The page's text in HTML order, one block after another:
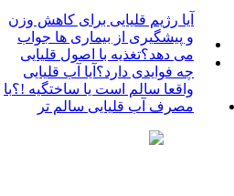
آیا رژیم قلیایی برای کاهش وزن
و پیشگیری از بیماری ها جواب
می دهد؟تغذیه با اصول قلیایی
چه فوایدی دارد؟ آیا آب قلیایی
واقعا سالم است یا ساختگیه !؟با
مصرف آب قلیایی سالم تر